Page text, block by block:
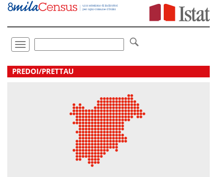
Vai
direttamente
Toggle
navigation
.
PREDOI/PRETTAU